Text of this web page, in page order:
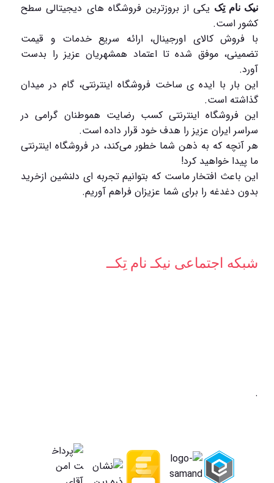
نیک نام تِک یکی از بروزترین فروشگاه های دیجیتالی سطح
کشور است.
با فروش کالای اورجینال، ارائه سریع خدمات و قیمت
تضمینی، موفق شده تا اعتماد همشهریان عزیز را بدست
آورد.
این بار با ایده ی ساخت فروشگاه اینترنتی، گام در میدان
گذاشته است.
این فروشگاه اینترنتی کسب رضایت هموطنان گرامی در
سراسر ایران عزیز را هدف خود قرار داده است.
هر آنچه که به ذهن شما خطور می‌کند، در فروشگاه اینترنتی
ما پیدا خواهید کرد!
این باعث افتخار ماست که بتوانیم تجربه ای دلنشین ازخرید
بدون دغدغه را برای شما عزیزان فراهم آوریم.
شبکه‌ اجتماعی نیکـ نام تِکــ
.